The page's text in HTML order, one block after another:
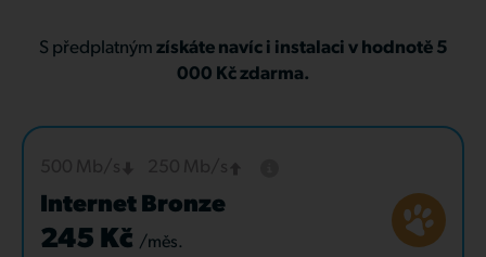
S předplatným získáte navíc i instalaci v hodnotě 5
000 Kč zdarma.
Internet Bronze
245 Kč /měs.